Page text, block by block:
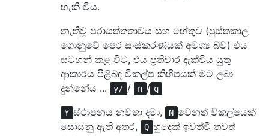
හැකි විය.
නැතිවූ පරායත්තතාවය සහ හේතුව (පුස්තකාල
ගොනුවේ පෙර සංස්කරණයක් අවශ්‍ය බව) එය
සටහන් කළ විට, එය ප්‍රතිචාර දැක්විය යුතු
ආකාරය පිළිබඳ විකල්ප කිහිපයක් මට ලබා
දුන්නේය ...
y/ / n / q
Y ස්ථාපනය නවතා දමා, N වෙනත් විකල්පයක්
සොයනු ඇති අතර,
Q හුදෙක් ඉවත්වී තවත්